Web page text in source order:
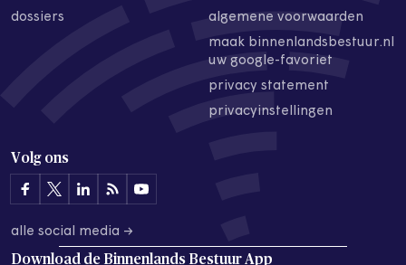
dossiers
algemene voorwaarden
maak binnenlandsbestuur.nl
uw google-favoriet
privacy statement
privacyinstellingen
Volg ons
alle social media →
Download de Binnenlands Bestuur App